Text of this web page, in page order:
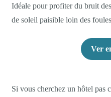
Idéale pour profiter du bruit
de soleil paisible loin des
Ver
Si vous cherchez un hôtel pas